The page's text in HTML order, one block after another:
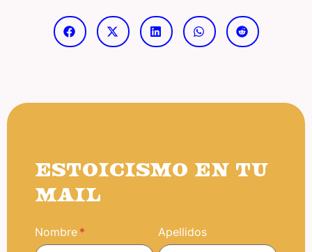
ESTOICISMO EN TU
MAIL
Nombre Apellidos